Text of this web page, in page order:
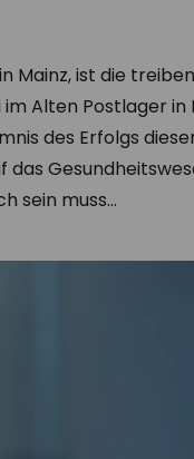
Mainz, ist die
Alten Postlager
des Erfolgs
sein muss…